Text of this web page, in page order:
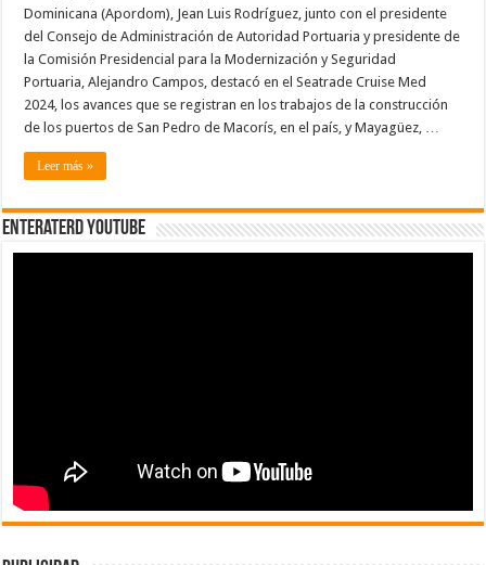
Dominicana (Apordom), Jean Luis Rodríguez, junto con el presidente
del Consejo de Administración de Autoridad Portuaria y presidente de
la Comisión Presidencial para la Modernización y Seguridad
Portuaria, Alejandro Campos, destacó en el Seatrade Cruise Med
2024, los avances que se registran en los trabajos de la construcción
de los puertos de San Pedro de Macorís, en el país, y Mayagüez, …
Leer más »
EnterateRD YOUTUBE